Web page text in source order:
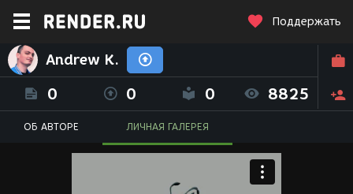
Поддержать
Andrew K.
0 0 0 8825
ОБ АВТОРЕ ЛИЧНАЯ ГАЛЕРЕЯ